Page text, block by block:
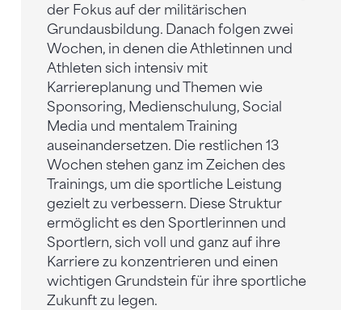
der Fokus auf der militärischen
Grundausbildung. Danach folgen zwei
Wochen, in denen die Athletinnen und
Athleten sich intensiv mit
Karriereplanung und Themen wie
Sponsoring, Medienschulung, Social
Media und mentalem Training
auseinandersetzen. Die restlichen 13
Wochen stehen ganz im Zeichen des
Trainings, um die sportliche Leistung
gezielt zu verbessern. Diese Struktur
ermöglicht es den Sportlerinnen und
Sportlern, sich voll und ganz auf ihre
Karriere zu konzentrieren und einen
wichtigen Grundstein für ihre sportliche
Zukunft zu legen.